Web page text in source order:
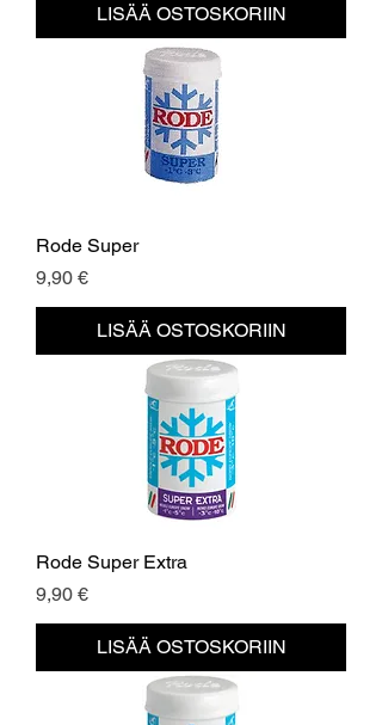
LISÄÄ OSTOSKORIIN
Rode Super
Hinta
9,90 €
LISÄÄ OSTOSKORIIN
Rode Super Extra
Hinta
9,90 €
LISÄÄ OSTOSKORIIN